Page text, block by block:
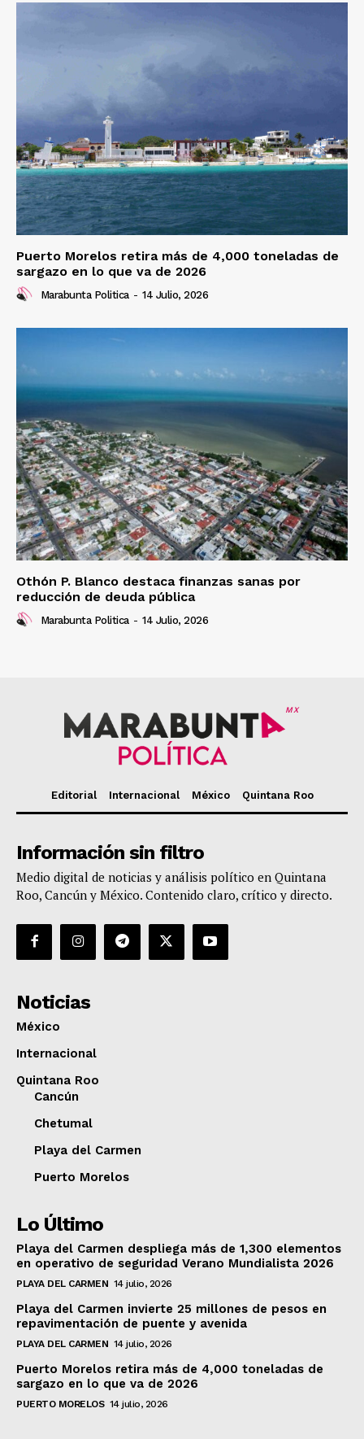
Puerto Morelos retira más de 4,000 toneladas de
sargazo en lo que va de 2026
Marabunta Politica - 14 Julio, 2026
Othón P. Blanco destaca finanzas sanas por
reducción de deuda pública
Marabunta Politica - 14 Julio, 2026
MX
Editorial Internacional México Quintana Roo
Información sin filtro
Medio digital de noticias y análisis político en Quintana
Roo, Cancún y México. Contenido claro, crítico y directo.
Noticias
México
Internacional
Quintana Roo
Cancún
Chetumal
Playa del Carmen
Puerto Morelos
Lo Último
Playa del Carmen despliega más de 1,300 elementos
en operativo de seguridad Verano Mundialista 2026
PLAYA DEL CARMEN 14 julio, 2026
Playa del Carmen invierte 25 millones de pesos en
repavimentación de puente y avenida
PLAYA DEL CARMEN 14 julio, 2026
Puerto Morelos retira más de 4,000 toneladas de
sargazo en lo que va de 2026
PUERTO MORELOS 14 julio, 2026